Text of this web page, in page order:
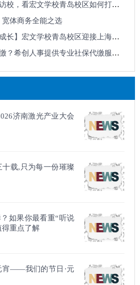
看宏文学校青岛校区如何打造“培优矩阵”
体商务全能之选
学校青岛校区迎接上海校区观摩研讨，校际教研共
希创人事提供专业社保代缴服务！
济南激光产业大会
载,只为每一份璀璨
如果你最看重“听说
得重点了解
宵——我们的节日·元